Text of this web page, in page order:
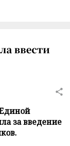
ввести
за введение